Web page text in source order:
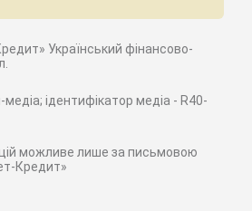
Український фінансово-
ідентифікатор медіа - R40-
можливе лише за письмовою
Кредит»